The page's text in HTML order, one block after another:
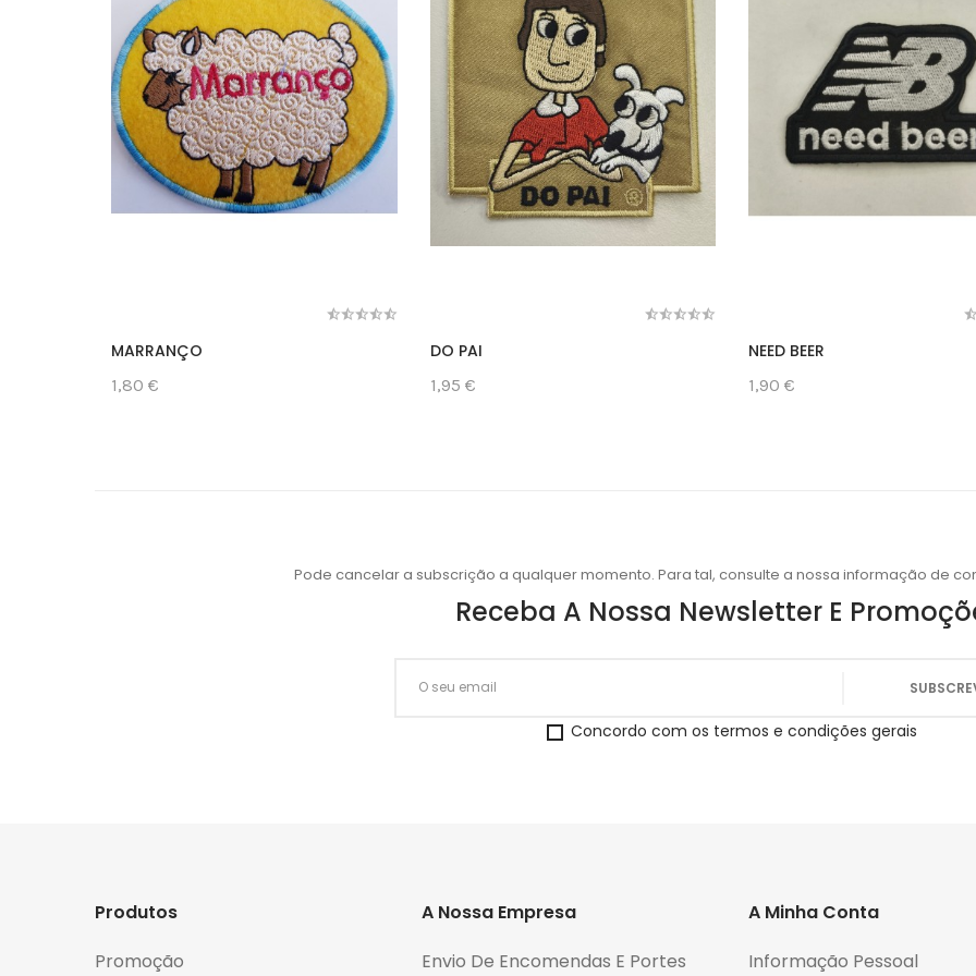
MARRANÇO
1,80 €
DO PAI
1,95 €
NEED BEER
1,90 €
Pode cancelar a subscrição a qualquer momento. Para tal, consulte a nossa informação de
Receba A Nossa Newsletter E
Concordo com os termos e condições gerais
Produtos
Promoção
A Nossa Empresa
Envio De Encomendas E Portes
A Minha Conta
Informação Pessoal